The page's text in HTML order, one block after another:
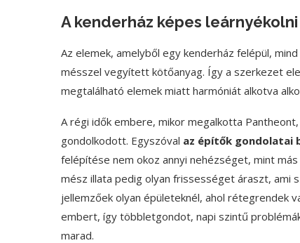
A kenderház képes
Az elemek, amelyből egy kenderház felépül, mind
mésszel vegyített kötőanyag. Így a szerkezet
megtalálható elemek miatt harmóniát alkotva
A régi idők embere, mikor megalkotta
gondolkodott. Egyszóval az építők gondolatai
felépítése nem okoz annyi nehézséget, mint más
mész illata pedig olyan frissességet áraszt, ami
jellemzőek olyan épületeknél, ahol rétegrendek
embert, így többletgondot, napi szintű
marad.